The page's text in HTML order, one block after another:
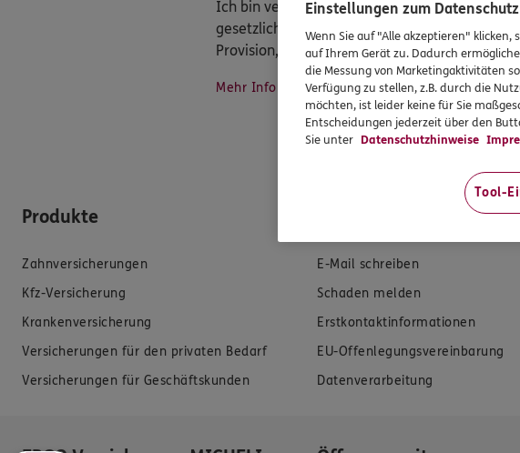
Ich bin verpflichtet, Ihnen Auskünfte zu
gesetzliche Regelungen halten mich dazu
Provision, ferner sonstige Zuwendungen.
Mehr Informationen
Produkte
Zahnversicherungen
Kfz-Versicherung
Krankenversicherung
Versicherungen für den privaten Bedarf
Versicherungen für Geschäftskunden
E-Mail schreiben
Schaden melden
Erstkontaktinformationen
EU-Offenlegungsvereinbarung
Datenverarbeitung
Einstellungen zum Datenschutz
Wenn Sie auf "Alle akzeptieren" klicken,
auf Ihrem Gerät zu. Dadurch
die Messung von Marketingaktivitäten
Verfügung zu stellen, z.B. durch die
möchten, ist leider keine für Sie
Entscheidungen jederzeit über den
Sie unter Datenschutzhinweise
Tool-